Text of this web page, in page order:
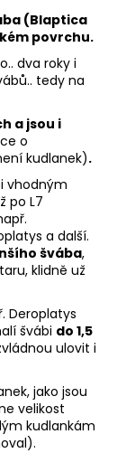
(Blaptica
povrchu.
dva roky i
tedy na
a jsou i
o
kudlanek).
vhodným
po L7
a další.
švába,
klidně už
Deroplatys
švábi do 1,5
ulovit i
jako jsou
velikost
kudlankám